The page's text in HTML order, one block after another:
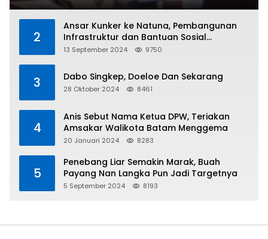
2
Ansar Kunker ke Natuna, Pembangunan
Infrastruktur dan Bantuan Sosial
Direalisasikan Hingga Pulau Tiga
13 September 2024 9750
3 Dabo Singkep, Doeloe Dan Sekarang
28 Oktober 2024 8461
4
Anis Sebut Nama Ketua DPW, Teriakan
Amsakar Walikota Batam Menggema
20 Januari 2024 8283
5
Penebang Liar Semakin Marak, Buah
Payang Nan Langka Pun Jadi Targetnya
5 September 2024 8193